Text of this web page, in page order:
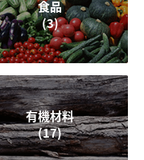
食品
(3)
有機材料
(17)